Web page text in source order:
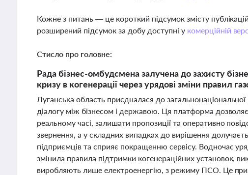
Кожне з питань — це короткий підсумок змісту
розширений підсумок за добу доступні у комерційній
Стисло про головне:
Рада бізнес-омбудсмена залучена до захисту
кризу в когенерації через урядові зміни правил
Луганська область приєдналася до
діалогу між бізнесом і державою. Ця платформа
реальному часі, залишати пропозиції та оперативно
звернення, а у складних випадках до вирішення
підприємців та сприяє покращенню сервісу. Водночас
змінила правила підтримки когенераційних установок,
виробляють лише електроенергію, з режиму ПСО. Це